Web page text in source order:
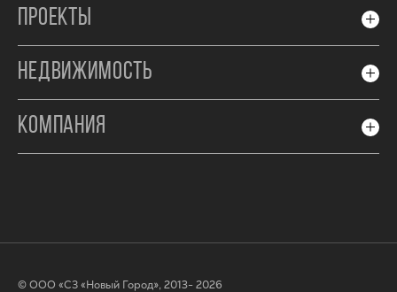
ПРОЕКТЫ
НЕДВИЖИМОСТЬ
КОМПАНИЯ
© ООО «СЗ «Новый Город», 2013- 2026